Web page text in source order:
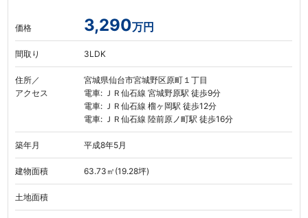
価格 3,290万円
間取り 3LDK
住所／
アクセス
宮城県仙台市宮城野区原町１丁目
電車: ＪＲ仙石線 宮城野原駅 徒歩9分
電車: ＪＲ仙石線 榴ヶ岡駅 徒歩12分
電車: ＪＲ仙石線 陸前原ノ町駅 徒歩16分
築年月 平成8年5月
建物面積 63.73㎡(19.28坪)
土地面積